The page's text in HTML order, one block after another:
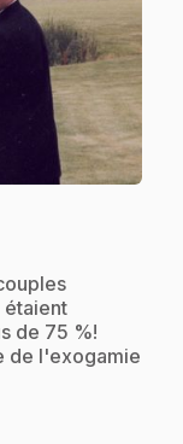
étaient
de 75 %!
de l'exogamie